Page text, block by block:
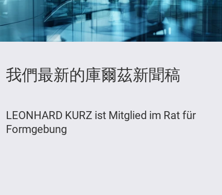
我們最新的庫爾茲新聞稿
LEONHARD KURZ ist Mitglied im Rat für
Formgebung